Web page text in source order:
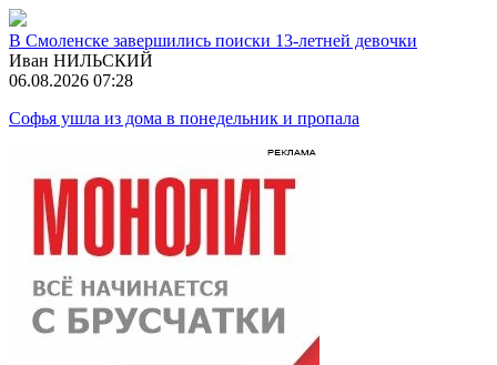
В Смоленске завершились поиски 13-летней девочки
Иван НИЛЬСКИЙ
06.08.2026 07:28
Софья ушла из дома в понедельник и пропала